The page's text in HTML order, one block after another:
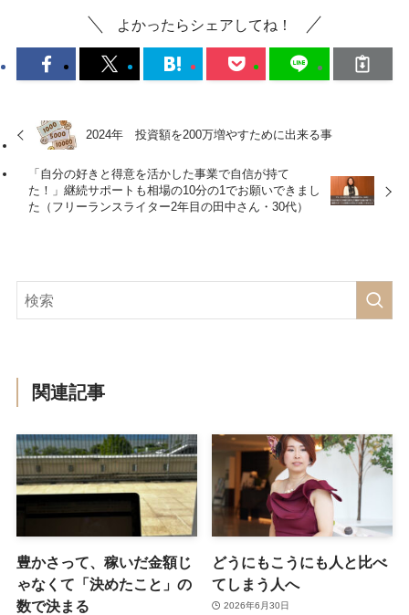
よかったらシェアしてね！
2024年 投資額を200万増やすために出来る事
「自分の好きと得意を活かした事業で自信が持て
た！」継続サポートも相場の10分の1でお願いできまし
た（フリーランスライター2年目の田中さん・30代）
関連記事
豊かさって、稼いだ金額じ
ゃなくて「決めたこと」の
数で決まる
どうにもこうにも人と比べ
てしまう人へ
2026年6月30日